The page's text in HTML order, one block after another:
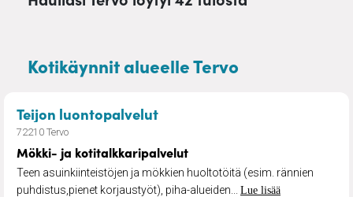
Kotikäynnit alueelle Tervo
Teijon luontopalvelut– Mökki- ja
72210 Tervo
Mökki- ja kotitalkkaripalvelut
Teen asuinkiinteistöjen ja mökkien huoltotöitä (esim. rännien
puhdistus,pienet korjaustyöt), piha-alueiden... Lue lisää